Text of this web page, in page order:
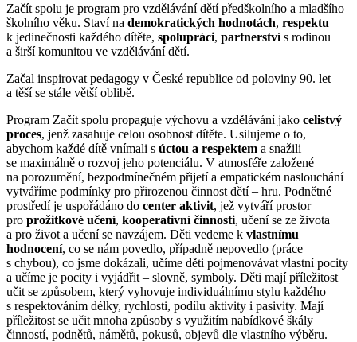
Začít spolu je program pro vzdělávání dětí předškolního a mladšího
školního věku. Staví na demokratických hodnotách, respektu
k jedinečnosti každého dítěte, spolupráci, partnerstvís rodinou
a širší komunitou ve vzdělávání dětí.
Začal inspirovat pedagogy v České republice od poloviny 90. let
a těší se stále větší oblibě.
Program Začít spolu propaguje výchovu a vzdělávání jako celistvý
proces, jenž zasahuje celou osobnost dítěte. Usilujeme o to,
abychom každé dítě vnímali s úctou a respektem a snažili
se maximálně o rozvoj jeho potenciálu. V atmosféře založené
na porozumění, bezpodmínečném přijetí a empatickém naslouchání
vytváříme podmínky pro přirozenou činnost dětí – hru. Podnětné
prostředí je uspořádáno do center aktivit, jež vytváří prostor
pro prožitkové učení, kooperativní činnosti, učení se ze života
a pro život a učení se navzájem. Děti vedeme k vlastnímu
hodnocení, co se nám povedlo, případně nepovedlo (práce
s chybou), co jsme dokázali, učíme děti pojmenovávat vlastní pocity
a učíme je pocity i vyjádřit – slovně, symboly. Děti mají příležitost
učit se způsobem, který vyhovuje individuálnímu stylu každého
s respektováním délky, rychlosti, podílu aktivity i pasivity. Mají
příležitost se učit mnoha způsoby s využitím nabídkové škály
činností, podnětů, námětů, pokusů, objevů dle vlastního výběru.